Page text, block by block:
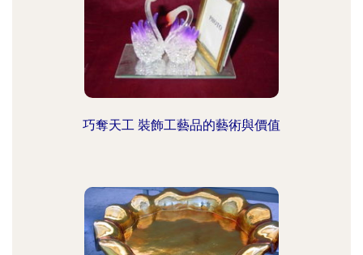
巧奪天工 裝飾工藝品的藝術與價值